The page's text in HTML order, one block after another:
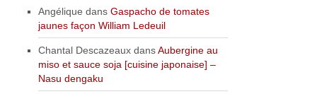
Angélique dansGaspacho de tomates
jaunes façon William Ledeuil
Chantal Descazeaux dansAubergine au
miso et sauce soja [cuisine japonaise] –
Nasu dengaku